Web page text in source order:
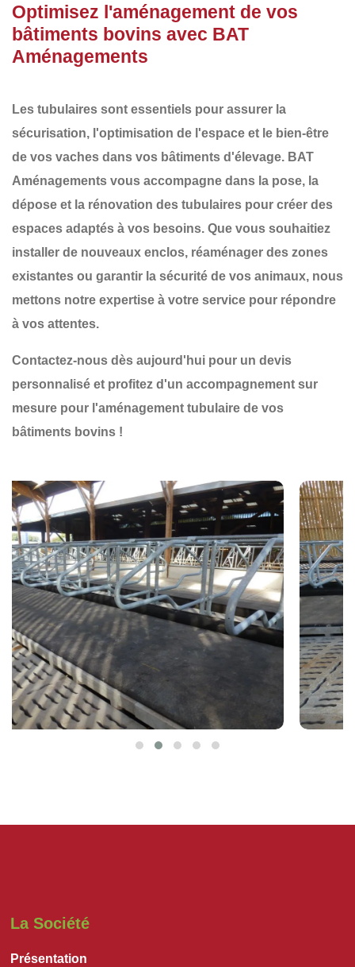
Optimisez l'aménagement de vos
bâtiments bovins avec BAT
Aménagements
Les tubulaires sont essentiels pour assurer la
sécurisation, l'optimisation de l'espace et le bien-être
de vos vaches dans vos bâtiments d'élevage. BAT
Aménagements vous accompagne dans la pose, la
dépose et la rénovation des tubulaires pour créer des
espaces adaptés à vos besoins. Que vous souhaitiez
installer de nouveaux enclos, réaménager des zones
existantes ou garantir la sécurité de vos animaux, nous
mettons notre expertise à votre service pour répondre
à vos attentes.
Contactez-nous dès aujourd'hui pour un devis
personnalisé et profitez d'un accompagnement sur
mesure pour l'aménagement tubulaire de vos
bâtiments bovins !
La Société
Présentation